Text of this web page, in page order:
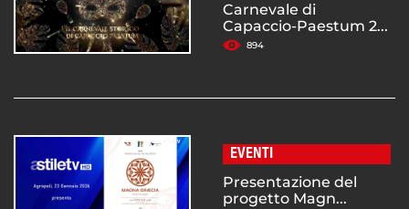
Carnevale di
Capaccio-Paestum 2...
894
EVENTI
Presentazione del
progetto Magn...